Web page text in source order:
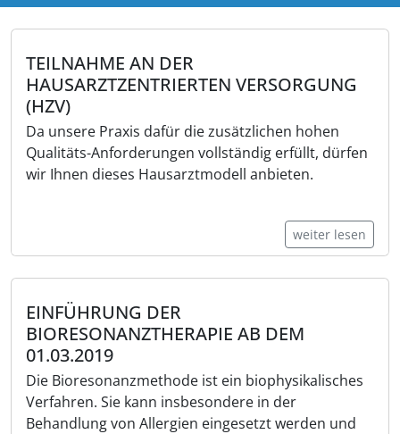
TEILNAHME AN DER
HAUSARZTZENTRIERTEN VERSORGUNG
(HZV)
Da unsere Praxis dafür die zusätzlichen hohen
Qualitäts-Anforderungen vollständig erfüllt, dürfen
wir Ihnen dieses Hausarztmodell anbieten.
weiter lesen
EINFÜHRUNG DER
BIORESONANZTHERAPIE AB DEM
01.03.2019
Die Bioresonanzmethode ist ein biophysikalisches
Verfahren. Sie kann insbesondere in der
Behandlung von Allergien eingesetzt werden und